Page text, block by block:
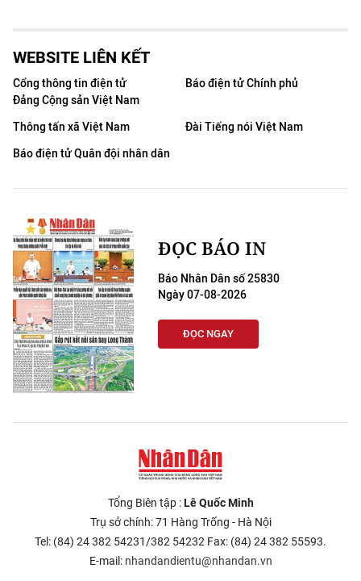
WEBSITE LIÊN KẾT
Cổng thông tin điện tử
Đảng Cộng sản Việt Nam
Báo điện tử Chính phủ
Thông tấn xã Việt Nam
Đài Tiếng nói Việt Nam
Báo điện tử Quân đội nhân dân
ĐỌC BÁO IN
Báo Nhân Dân số 25830
Ngày 07-08-2026
ĐỌC NGAY
Tổng Biên tập :Lê Quốc Minh
Trụ sở chính: 71 Hàng Trống - Hà Nội
Tel: (84) 24 382 54231/382 54232 Fax: (84) 24 382 55593.
E-mail: nhandandientu@nhandan.vn